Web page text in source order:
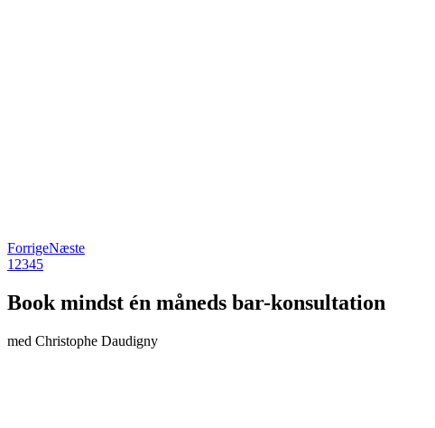
ForrigeNæste
1 2345
Book mindst én måneds bar-konsultation
med Christophe Daudigny